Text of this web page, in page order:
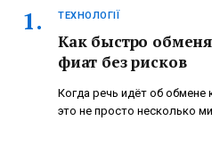
ТЕХНОЛОГІЇ
Как быстро
фиат без рисков
Когда речь идёт об
это не просто несколько